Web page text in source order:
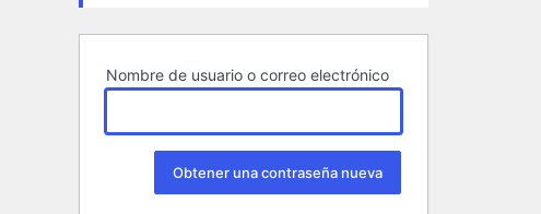
Nombre de usuario o correo electrónico